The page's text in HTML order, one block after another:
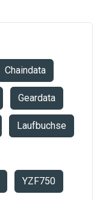
Chaindata
Geardata
Laufbuchse
YZF750